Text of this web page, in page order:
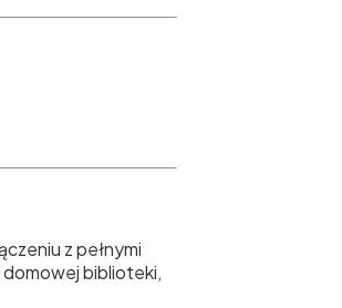
z pełnymi
domowej biblioteki,